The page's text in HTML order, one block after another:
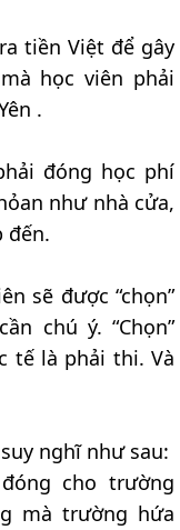
tiền Việt để gây
học viên phải
.
đóng học phí
như nhà cửa,
đến.
sẽ được “chọn”
chú ý. “Chọn”
tế là phải thi. Và
nghĩ như sau:
cho trường
mà trường hứa